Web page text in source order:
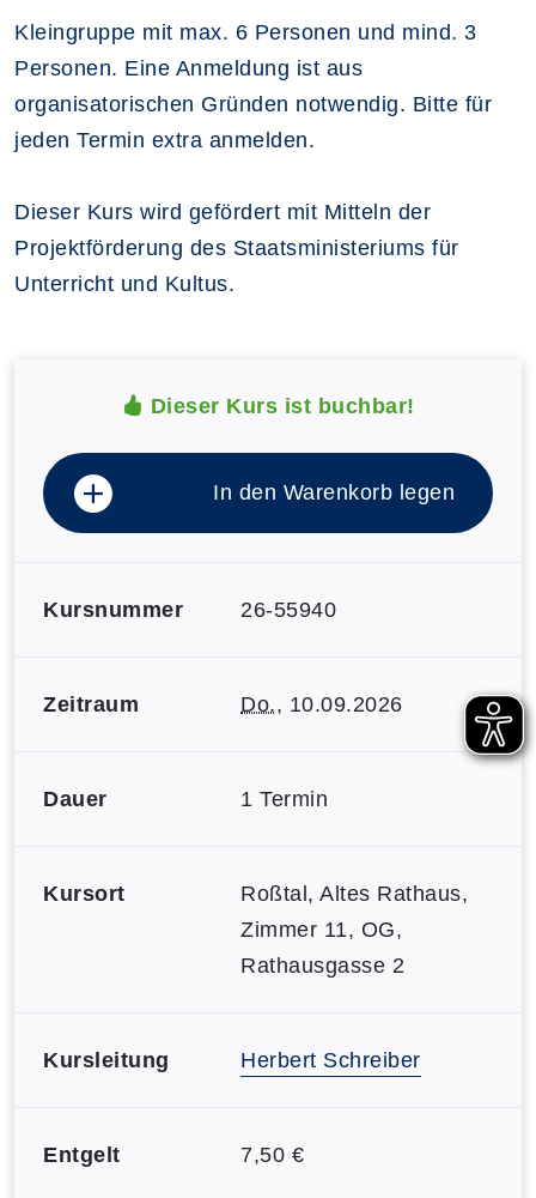
Kleingruppe mit max. 6 Personen und mind. 3
Personen. Eine Anmeldung ist aus
organisatorischen Gründen notwendig. Bitte für
jeden Termin extra anmelden.
Dieser Kurs wird gefördert mit Mitteln der
Projektförderung des Staatsministeriums für
Unterricht und Kultus.
Dieser Kurs ist buchbar!
In den Warenkorb legen
Kursnummer 26-55940
Zeitraum Do., 10.09.2026
Dauer 1 Termin
Kursort
Roßtal, Altes Rathaus,
Zimmer 11, OG,
Rathausgasse 2
Kursleitung Herbert Schreiber
Entgelt 7,50 €